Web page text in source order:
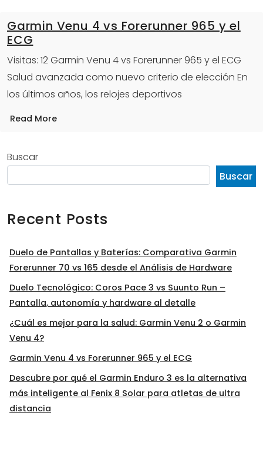
Garmin Venu 4 vs Forerunner 965 y el
ECG
Visitas: 12 Garmin Venu 4 vs Forerunner 965 y el ECG
Salud avanzada como nuevo criterio de elección En
los últimos años, los relojes deportivos
Read More
Buscar
Buscar
Recent Posts
Duelo de Pantallas y Baterías: Comparativa Garmin
Forerunner 70 vs 165 desde el Análisis de Hardware
Duelo Tecnológico: Coros Pace 3 vs Suunto Run –
Pantalla, autonomía y hardware al detalle
¿Cuál es mejor para la salud: Garmin Venu 2 o Garmin
Venu 4?
Garmin Venu 4 vs Forerunner 965 y el ECG
Descubre por qué el Garmin Enduro 3 es la alternativa
más inteligente al Fenix 8 Solar para atletas de ultra
distancia